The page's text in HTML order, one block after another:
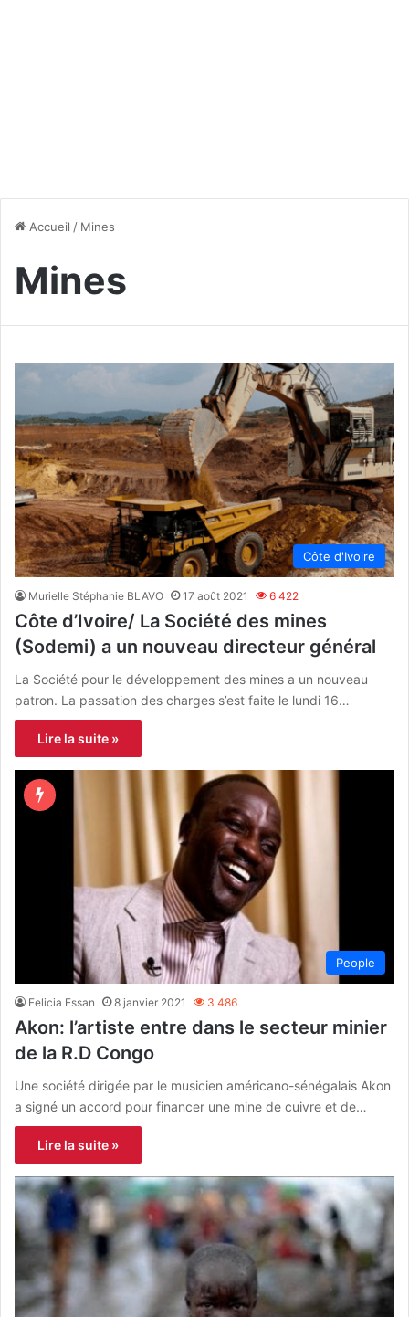
Accueil / Mines
Mines
Côte d'Ivoire
Murielle Stéphanie BLAVO 17 août 2021 6 422
Côte d’Ivoire/ La Société des mines
(Sodemi) a un nouveau directeur général
La Société pour le développement des mines a un nouveau
patron. La passation des charges s’est faite le lundi 16…
Lire la suite »
People
Felicia Essan 8 janvier 2021 3 486
Akon: l’artiste entre dans le secteur minier
de la R.D Congo
Une société dirigée par le musicien américano-sénégalais Akon
a signé un accord pour financer une mine de cuivre et de…
Lire la suite »